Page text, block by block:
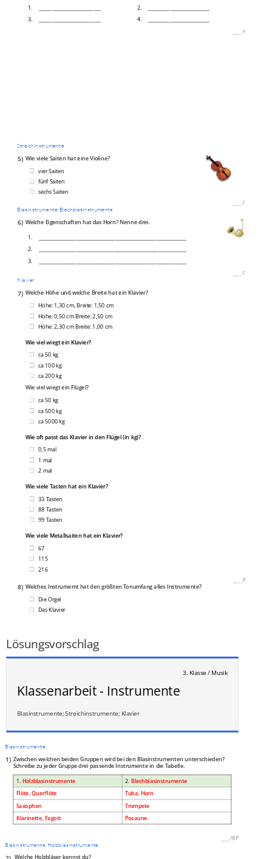
1. 2.
3. 4.
/4P
Streichinstrumente
5) Wie viele Saiten hat eine Violine?
vier Saiten
fünf Saiten
sechs Saiten
/1P
Blasinstrumente, Blechblasinstrumente
6) Welche Eigenschaften hat das Horn? Nenne drei.
1.
2.
3.
/3P
Klavier
7) Welche Höhe und welche Breite hat ein Klavier?
Höhe: 1,30 cm, Breite: 1,50 cm
Höhe: 0,50 cm Breite: 2,50 cm
Höhe: 2,30 cm Breite: 1,00 cm
Wie viel wiegt ein Klavier?
ca 50 kg
ca 100 kg
ca 200 kg
Wie viel wiegt ein Flügel?
ca 50 kg
ca 500 kg
ca 5000 kg
Wie oft passt das Klavier in den Flügel (in kg)?
0,5 mal
1 mal
2 mal
Wie viele Tasten hat ein Klavier?
33 Tasten
88 Tasten
99 Tasten
Wie viele Metallsaiten hat ein Klavier?
67
115
216
/6P
8) Welches Instrumemt hat den größten Tonumfang alles Instrumente?
Die Orgel
Das Klavier
Lösungsvorschlag
3. Klasse / Musik
Klassenarbeit - Instrumente
Blasinstrumente; Streichinstrumente; Klavier
Blasinstrumente
1) Zwischen welchen beiden Gruppen wird bei den Blasinstrumenten unterschieden?
Schreibe zu jeder Gruppe drei passende Instrumente in die Tabelle.
1. Holzblasinstrumente 2. Blechblasinstrumente
Flöte, Querflöte Tuba, Horn
Saxophon Trompete
Klarinette, Fagott Posaune
/8P
Blasinstrumente, Holzblasinstrumente
Welche Holzbläser kennst du?